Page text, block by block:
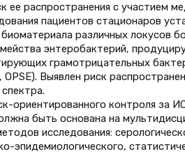
ее распространения с участием
пациентов стационаров
различных локусов
энтеробактерий,
грамотрицательных
Выявлен риск
ориентированного контроля за
быть основана на
исследования:
эпидемиологического,